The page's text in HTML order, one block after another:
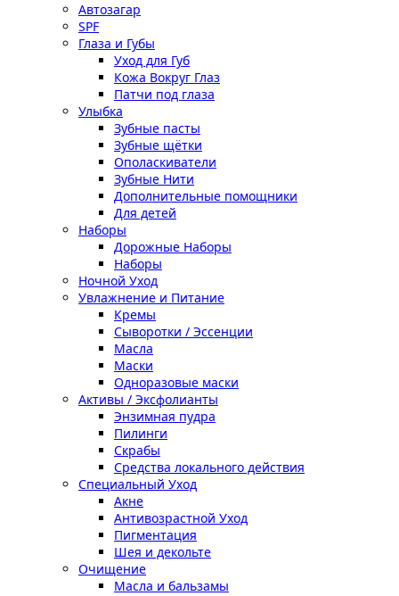
Автозагар
SPF
Глаза и Губы
Уход для Губ
Кожа Вокруг Глаз
Патчи под глаза
Улыбка
Зубные пасты
Зубные щётки
Ополаскиватели
Зубные Нити
Дополнительные помощники
Для детей
Наборы
Дорожные Наборы
Наборы
Ночной Уход
Увлажнение и Питание
Кремы
Сыворотки / Эссенции
Масла
Маски
Одноразовые маски
Активы / Эксфолианты
Энзимная пудра
Пилинги
Скрабы
Средства локального действия
Специальный Уход
Акне
Антивозрастной Уход
Пигментация
Шея и декольте
Очищение
Масла и бальзамы